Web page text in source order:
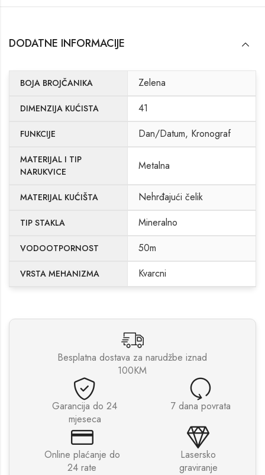
DODATNE INFORMACIJE
BOJA BROJČANIKA Zelena
DIMENZIJA KUĆISTA 41
FUNKCIJE Dan/Datum, Kronograf
MATERIJAL I TIP
NARUKVICE
Metalna
MATERIJAL KUĆIŠTA Nehrđajući čelik
TIP STAKLA Mineralno
VODOOTPORNOST 50m
VRSTA MEHANIZMA Kvarcni
Besplatna dostava za narudžbe iznad
100KM
Garancija do 24
mjeseca
7 dana povrata
Online plaćanje do
24 rate
Lasersko
graviranje